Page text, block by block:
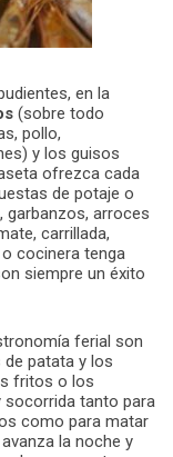
en la
(sobre todo
pollo,
y los guisos
ofrezca cada
de potaje o
garbanzos, arroces
carrillada,
cocinera tenga
siempre un éxito
ferial son
patata y los
fritos o los
tanto para
como para matar
la noche y